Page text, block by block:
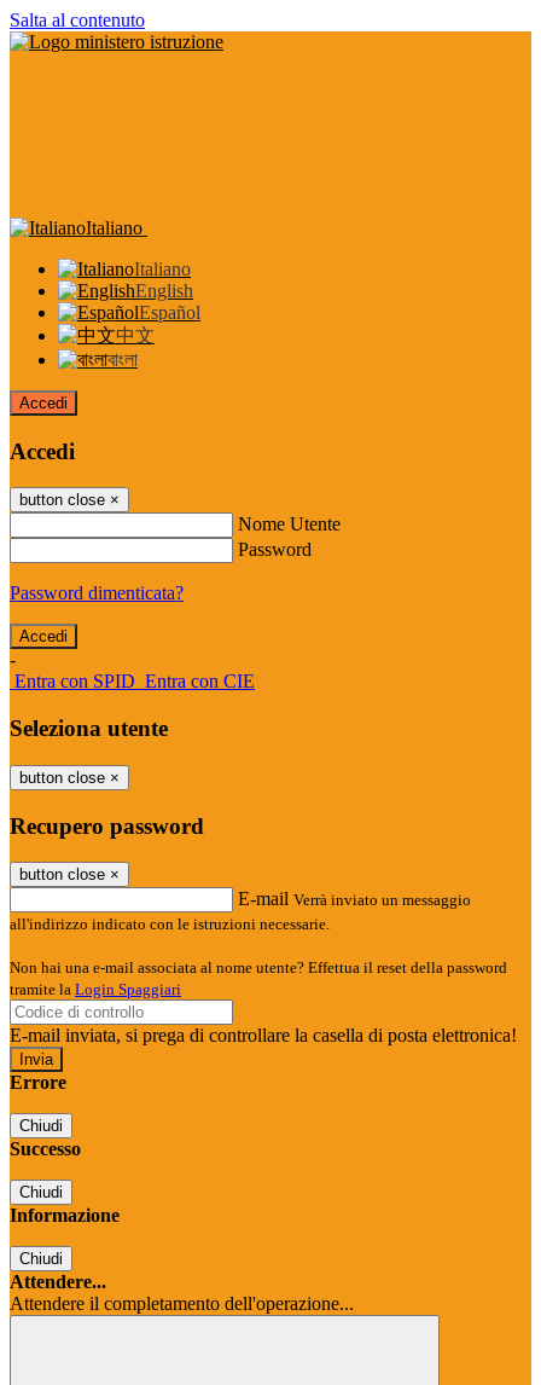
Salta al contenuto
Italiano
Italiano
English
Español
中文
বাংলা
Accedi
Accedi
button close ×
Nome Utente
Password
Password dimenticata?
-
Entra con SPID Entra con CIE
Seleziona utente
button close ×
Recupero password
button close ×
E-mail Verrà inviato un messaggio
all'indirizzo indicato con le istruzioni necessarie.
Non hai una e-mail associata al nome utente? Effettua il reset della password
tramite la Login Spaggiari
E-mail inviata, si prega di controllare la casella di posta elettronica!
Errore
Chiudi
Successo
Chiudi
Informazione
Chiudi
Attendere...
Attendere il completamento dell'operazione...